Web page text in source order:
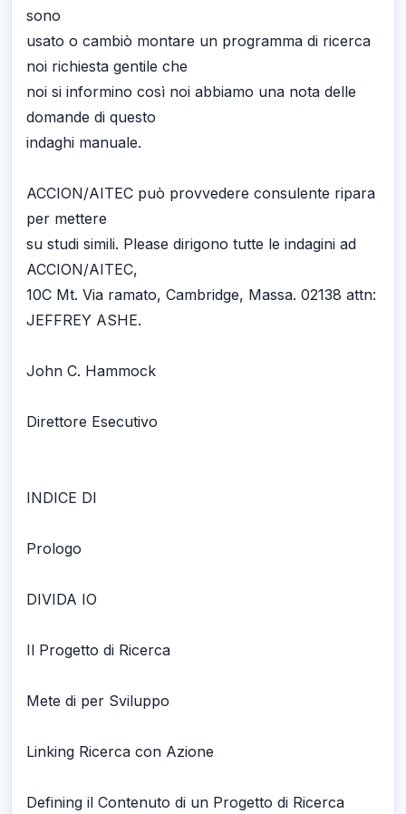
sono
usato o cambiò montare un programma di ricerca
noi richiesta gentile che
noi si informino così noi abbiamo una nota delle
domande di questo
indaghi manuale.
ACCION/AITEC può provvedere consulente ripara
per mettere
su studi simili. Please dirigono tutte le indagini ad
ACCION/AITEC,
10C Mt. Via ramato, Cambridge, Massa. 02138 attn:
JEFFREY ASHE.
John C. Hammock
Direttore Esecutivo
INDICE DI
Prologo
DIVIDA IO
Il Progetto di Ricerca
Mete di per Sviluppo
Linking Ricerca con Azione
Defining il Contenuto di un Progetto di Ricerca